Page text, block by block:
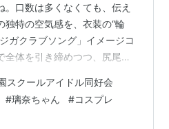
。口数は多くなくても、伝え
独特の空気感を、衣装の“輪
ガクラブソング」イメージコ
全体を引き締めつつ、尻尾や
。 セット内容（変更なし・
、ショートスカート、尻
ルト、レッグカバー 着るだ
スクールアイドル同好会
#璃奈ちゃん #コスプレ